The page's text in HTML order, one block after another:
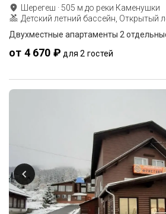
Шерегеш · 505 м до реки Каменушки
Детский летний бассейн, Открытый
Двухместные апартаменты 2
от 4 670 ₽ для 2 гостей